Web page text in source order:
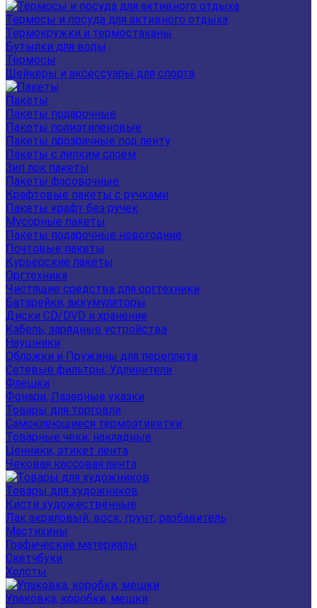
Термосы и посуда для активного отдыха
Термокружки и термостаканы
Бутылки для воды
Термосы
Шейкеры и аксессуары для спорта
Пакеты
Пакеты подарочные
Пакеты полиэтиленовые
Пакеты прозрачные под ленту
Пакеты с липким слоем
Зип лок пакеты
Пакеты фасовочные
Крафтовые пакеты с ручками
Пакеты крафт без ручек
Мусорные пакеты
Пакеты подарочные новогодние
Почтовые пакеты
Курьерские пакеты
Оргтехника
Чистящие средства для оргтехники
Батарейки, аккумуляторы
Диски CD/DVD и хранение
Кабель, зарядные устройства
Наушники
Обложки и Пружины для переплета
Сетевые фильтры, Удлинители
Флешки
Фонари, Лазерные указки
Товары для торговли
Самоклеющиеся термоэтикетки
Товарные чеки, накладные
Ценники, этикет лента
Чековая кассовая лента
Товары для художников
Кисти художественные
Лак акриловый, воск, грунт, разбавитель
Мастихины
Графические материалы
Скетчбуки
Холсты
Упаковка, коробки, мешки